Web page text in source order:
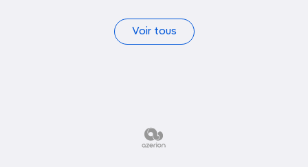
Voir tous